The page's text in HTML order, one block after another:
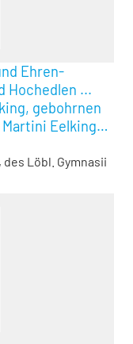
Ehren-
Hochedlen ...
gebohrnen
Eelkings
und
Löbl. Gymnasii